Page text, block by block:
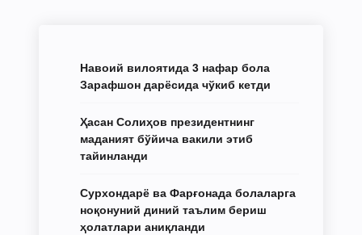
Навоий вилоятида 3 нафар бола
Зарафшон дарёсида чўкиб кетди
Ҳасан Солиҳов президентнинг
маданият бўйича вакили этиб
тайинланди
Сурхондарё ва Фарғонада болаларга
ноқонуний диний таълим бериш
ҳолатлари аниқланди